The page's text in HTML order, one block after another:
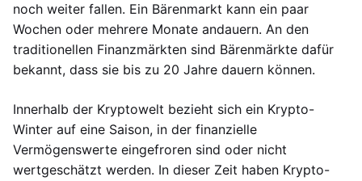
noch weiter fallen. Ein Bärenmarkt kann ein paar
Wochen oder mehrere Monate andauern. An den
traditionellen Finanzmärkten sind Bärenmärkte dafür
bekannt, dass sie bis zu 20 Jahre dauern können.
Innerhalb der Kryptowelt bezieht sich ein Krypto-
Winter auf eine Saison, in der finanzielle
Vermögenswerte eingefroren sind oder nicht
wertgeschätzt werden. In dieser Zeit haben Krypto-